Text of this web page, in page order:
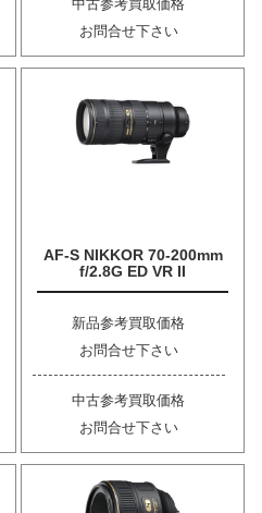
中古参考買取価格
お問合せ下さい
AF-S NIKKOR 70-200mm
f/2.8G ED VR II
新品参考買取価格
お問合せ下さい
中古参考買取価格
お問合せ下さい